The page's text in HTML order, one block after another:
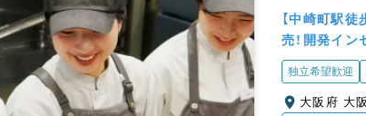
【中崎町駅
売！開発イ
独立希望歓迎